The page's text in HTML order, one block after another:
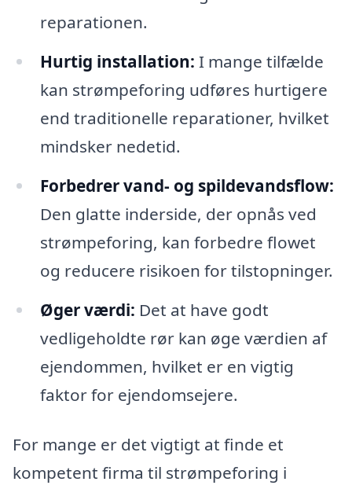
reparationen.
Hurtig installation: I mange tilfælde
kan strømpeforing udføres hurtigere
end traditionelle reparationer, hvilket
mindsker nedetid.
Forbedrer vand- og spildevandsflow:
Den glatte inderside, der opnås ved
strømpeforing, kan forbedre flowet
og reducere risikoen for tilstopninger.
Øger værdi: Det at have godt
vedligeholdte rør kan øge værdien af
ejendommen, hvilket er en vigtig
faktor for ejendomsejere.
For mange er det vigtigt at finde et
kompetent firma til strømpeforing i